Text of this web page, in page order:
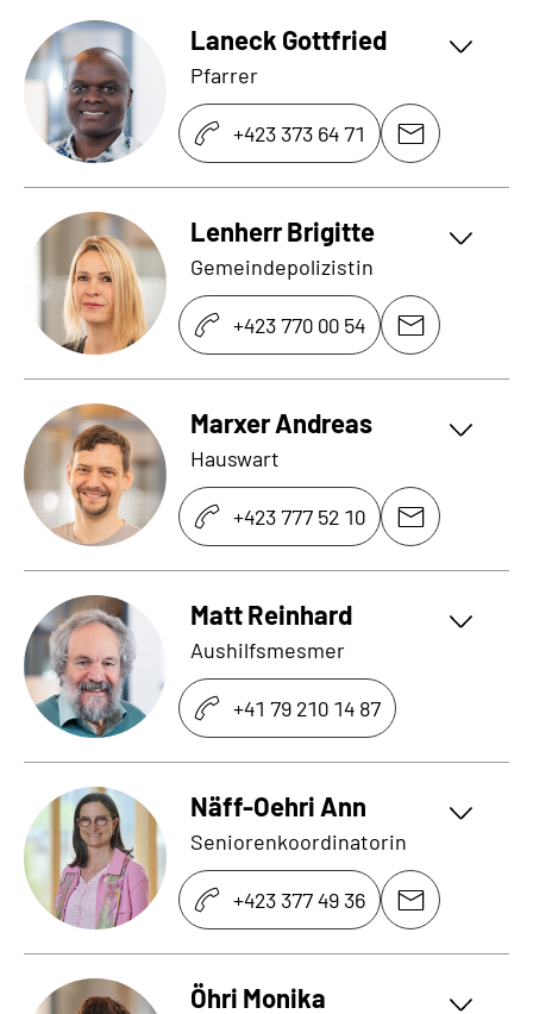
Laneck Gottfried
Pfarrer
+423 373 64 71
Lenherr Brigitte
Gemeindepolizistin
+423 770 00 54
Marxer Andreas
Hauswart
+423 777 52 10
Matt Reinhard
Aushilfsmesmer
+41 79 210 14 87
Näff-Oehri Ann
Seniorenkoordinatorin
+423 377 49 36
Öhri Monika